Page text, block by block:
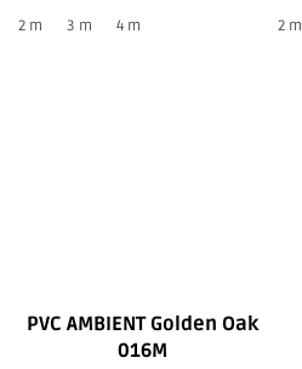
2 m 3 m 4 m 2 m
PVC AMBIENT Golden Oak
016M